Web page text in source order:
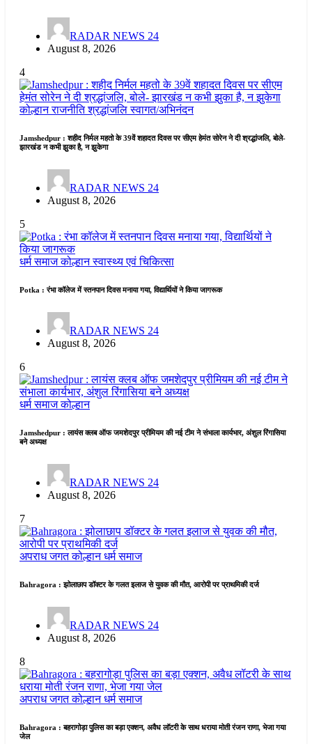
RADAR NEWS 24
August 8, 2026
4
कोल्हानराजनीतिश्रद्धांजलिस्वागत/अभिनंदन
Jamshedpur : शहीद निर्मल महतो के 39वें शहादत दिवस पर सीएम हेमंत सोरेन ने दी श्रद्धांजलि, बोले-
झारखंड न कभी झुका है, न झुकेगा
RADAR NEWS 24
August 8, 2026
5
धर्म समाजकोल्हानस्वास्थ्य एवं चिकित्सा
Potka : रंभा कॉलेज में स्तनपान दिवस मनाया गया, विद्यार्थियों ने किया जागरूक
RADAR NEWS 24
August 8, 2026
6
धर्म समाजकोल्हान
Jamshedpur : लायंस क्लब ऑफ जमशेदपुर प्रीमियम की नई टीम ने संभाला कार्यभार, अंशुल रिंगासिया
बने अध्यक्ष
RADAR NEWS 24
August 8, 2026
7
अपराध जगतकोल्हानधर्म समाज
Bahragora : झोलाछाप डॉक्टर के गलत इलाज से युवक की मौत, आरोपी पर प्राथमिकी दर्ज
RADAR NEWS 24
August 8, 2026
8
अपराध जगतकोल्हानधर्म समाज
Bahragora : बहरागोड़ा पुलिस का बड़ा एक्शन, अवैध लॉटरी के साथ धराया मोती रंजन राणा, भेजा गया
जेल